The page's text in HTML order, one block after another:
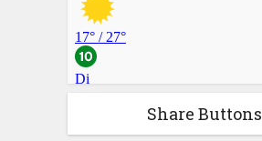
Share Buttons